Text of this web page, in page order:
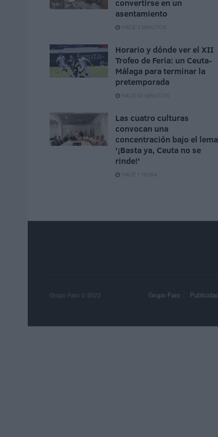
convertirse en un
asentamiento
HACE 3 MINUTOS
Horario y dónde ver el XII
Trofeo de Feria: un Ceuta-
Málaga para terminar la
pretemporada
HACE 42 MINUTOS
Las cuatro culturas
convocan una
concentración bajo el lema
'¡Basta ya, Ceuta no se
rinde!'
HACE 1 HORA
Grupo Faro Publicidad
Grupo Faro © 2023